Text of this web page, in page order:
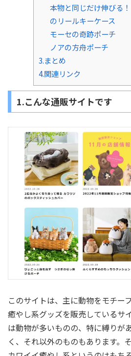
本物と同じだけ伸びる
のリールキーケース
モーセの奇跡ポーチ
ノアの方舟ポーチ
3.まとめ
4.関連リンク
1.こんな通販サイトです
このサイトは、主に動物をモチー
癒やし系グッズを販売しているサ
は動物が多いものの、特に縛りが
く、それ以外のものもあります。